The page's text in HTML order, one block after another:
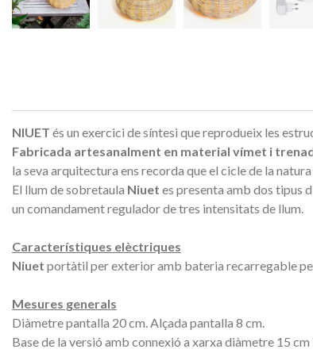
NIUET és un exercici de síntesi que reprodueix les
Fabricada artesanalment en material vímet i
la seva arquitectura ens recorda que el cicle de la
El llum de sobretaula Niuet es presenta amb dos tipus
un comandament regulador de tres intensitats de llum.
Característiques elèctriques
Niuet portàtil per exterioramb bateria recarregable
Mesures generals
Diàmetre pantalla 20 cm.Alçada pantalla 8 cm.
Base de la versió amb connexió a xarxa diàmetre 15 cm